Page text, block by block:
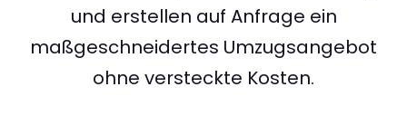
und erstellen auf Anfrage ein
maßgeschneidertes Umzugsangebot
ohne versteckte Kosten.